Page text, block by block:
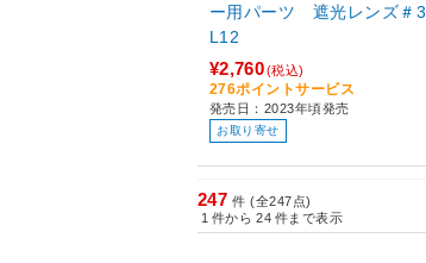
ー用パーツ 遮光レンズ＃3 K
L12
¥2,760(税込)
276ポイントサービス
発売日：2023年頃発売
お取り寄せ
247 件 (全247点)
1 件から 24 件まで表示